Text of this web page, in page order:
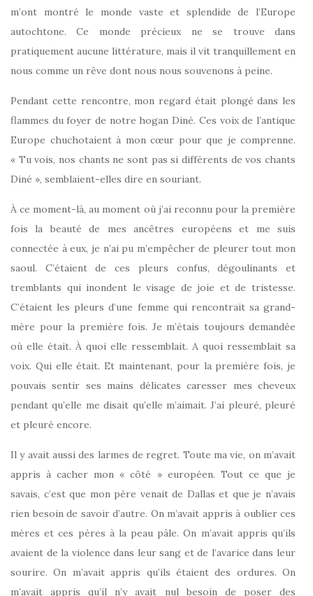
m’ont montré le monde vaste et splendide de l’Europe
autochtone. Ce monde précieux ne se trouve dans
pratiquement aucune littérature, mais il vit tranquillement en
nous comme un rêve dont nous nous souvenons à peine.
Pendant cette rencontre, mon regard était plongé dans les
flammes du foyer de notre hogan Diné. Ces voix de l’antique
Europe chuchotaient à mon cœur pour que je comprenne.
« Tu vois, nos chants ne sont pas si différents de vos chants
Diné », semblaient-elles dire en souriant.
À ce moment-là, au moment où j’ai reconnu pour la première
fois la beauté de mes ancêtres européens et me suis
connectée à eux, je n’ai pu m’empêcher de pleurer tout mon
saoul. C’étaient de ces pleurs confus, dégoulinants et
tremblants qui inondent le visage de joie et de tristesse.
C’étaient les pleurs d’une femme qui rencontrait sa grand-
mère pour la première fois. Je m’étais toujours demandée
où elle était. À quoi elle ressemblait. A quoi ressemblait sa
voix. Qui elle était. Et maintenant, pour la première fois, je
pouvais sentir ses mains délicates caresser mes cheveux
pendant qu’elle me disait qu’elle m’aimait. J’ai pleuré, pleuré
et pleuré encore.
Il y avait aussi des larmes de regret. Toute ma vie, on m’avait
appris à cacher mon « côté » européen. Tout ce que je
savais, c’est que mon père venait de Dallas et que je n’avais
rien besoin de savoir d’autre. On m’avait appris à oublier ces
mères et ces pères à la peau pâle. On m’avait appris qu’ils
avaient de la violence dans leur sang et de l’avarice dans leur
sourire. On m’avait appris qu’ils étaient des ordures. On
m’avait appris qu’il n’y avait nul besoin de poser des